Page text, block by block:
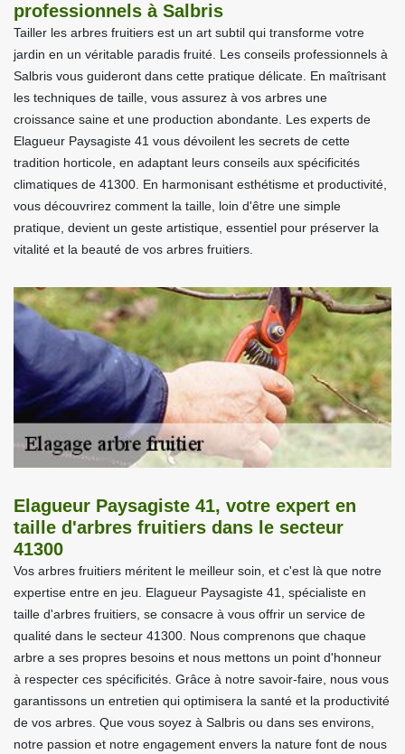
professionnels à Salbris
Tailler les arbres fruitiers est un art subtil qui transforme votre
jardin en un véritable paradis fruité. Les conseils professionnels à
Salbris vous guideront dans cette pratique délicate. En maîtrisant
les techniques de taille, vous assurez à vos arbres une
croissance saine et une production abondante. Les experts de
Elagueur Paysagiste 41 vous dévoilent les secrets de cette
tradition horticole, en adaptant leurs conseils aux spécificités
climatiques de 41300. En harmonisant esthétisme et productivité,
vous découvrirez comment la taille, loin d'être une simple
pratique, devient un geste artistique, essentiel pour préserver la
vitalité et la beauté de vos arbres fruitiers.
Elagueur Paysagiste 41, votre expert en
taille d'arbres fruitiers dans le secteur
41300
Vos arbres fruitiers méritent le meilleur soin, et c'est là que notre
expertise entre en jeu. Elagueur Paysagiste 41, spécialiste en
taille d'arbres fruitiers, se consacre à vous offrir un service de
qualité dans le secteur 41300. Nous comprenons que chaque
arbre a ses propres besoins et nous mettons un point d'honneur
à respecter ces spécificités. Grâce à notre savoir-faire, nous vous
garantissons un entretien qui optimisera la santé et la productivité
de vos arbres. Que vous soyez à Salbris ou dans ses environs,
notre passion et notre engagement envers la nature font de nous